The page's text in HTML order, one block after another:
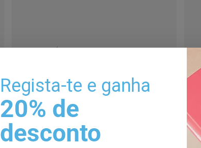
Regista-te e ganha
20% de
desconto